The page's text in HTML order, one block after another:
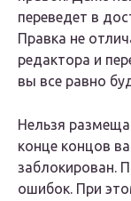
переведет в
Правка не
редактора и
вы все равно
Нельзя
конце концов
заблокирован.
ошибок. При